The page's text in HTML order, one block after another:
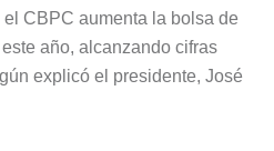
CBPC aumenta la bolsa de
año, alcanzando cifras
explicó el presidente, José